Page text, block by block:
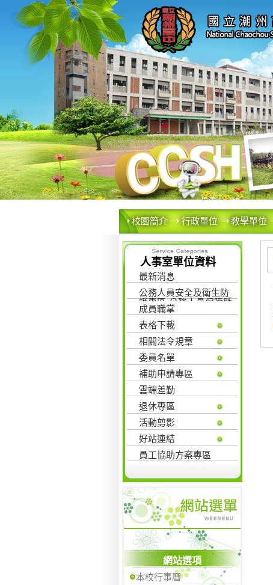
校園簡介 行政單位 教學單位
人事室單位資料
最新消息
公務人員安全及衛生防
護專區-公務人員保障暨
培訓委員會
成員職掌
表格下載
相關法令規章
委員名單
補助申請專區
雲端差勤
退休專區
活動剪影
好站連結
員工協助方案專區
網站選項
本校行事曆